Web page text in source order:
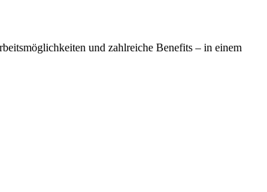
und zahlreiche Benefits – in einem